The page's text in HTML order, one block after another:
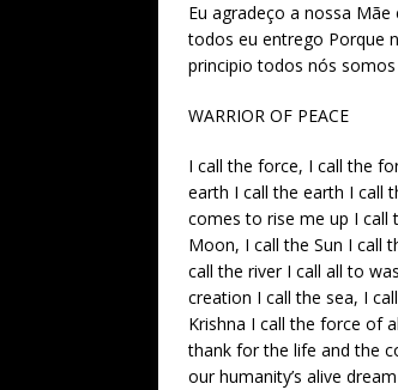
Eu agradeço a nossa
todos eu entrego Porque
principio todos nós
WARRIOR OF PEACE
I call the force, I call the
earth I call the earth I call
comes to rise me up I call
Moon, I call the Sun I call
call the river I call all to
creation I call the sea, I
Krishna I call the force of
thank for the life and the
our humanity’s alive